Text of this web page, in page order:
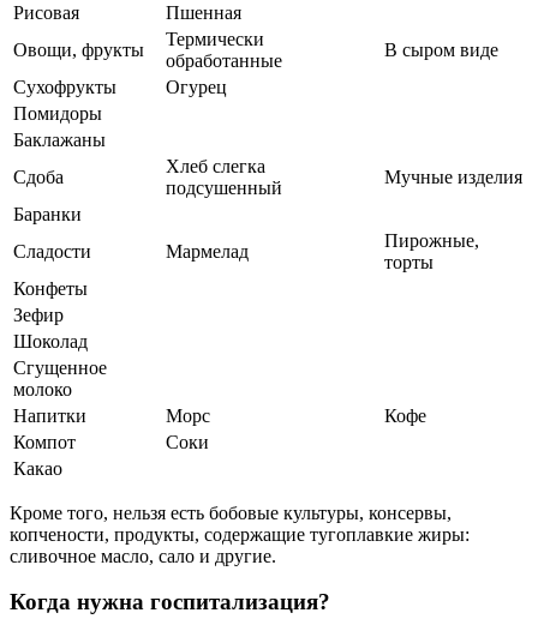
Рисовая
Пшенная
Овощи, фрукты
Термически
обработанные
В сыром виде
Сухофрукты
Огурец
Помидоры
Баклажаны
Сдоба
Хлеб слегка
подсушенный
Мучные изделия
Баранки
Сладости
Мармелад
Пирожные,
торты
Конфеты
Зефир
Шоколад
Сгущенное
молоко
Напитки
Морс
Кофе
Компот
Соки
Какао
Кроме того, нельзя есть бобовые культуры, консервы,
копчености, продукты, содержащие тугоплавкие жиры:
сливочное масло, сало и другие.
Когда нужна госпитализация?